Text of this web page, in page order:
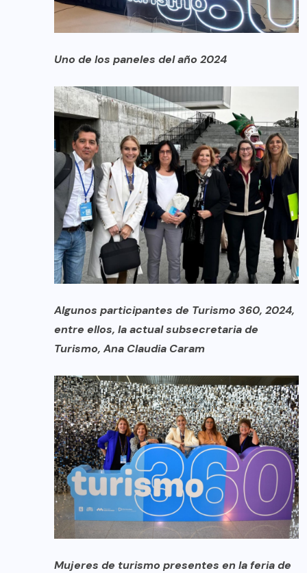
Uno de los paneles del año 2024
Algunos participantes de Turismo 360, 2024,
entre ellos, la actual subsecretaria de
Turismo, Ana Claudia Caram
Mujeres de turismo presentes en la feria de